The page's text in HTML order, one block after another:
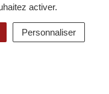
activer.
Personnaliser
ACCESSIBILITÉ